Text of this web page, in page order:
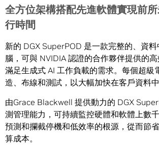
全方位架構搭配先進軟體實現前
行時間
新的 DGX SuperPOD 是一款完整的、資
腦，可與 NVIDIA 認證的合作夥伴提供的
滿足生成式 AI 工作負載的需求。每個超級
造、布線和測試，以大幅加快在客戶資料中
由Grace Blackwell 提供動力的 DGX
測管理能力，可持續監控硬體和軟體上數
預測和攔截停機和低效率的根源，從而節
算成本。